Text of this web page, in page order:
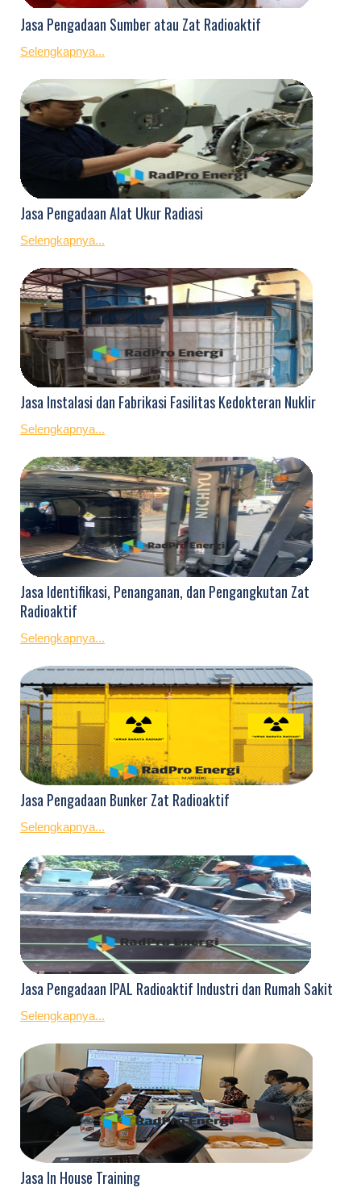
Jasa Pengadaan Sumber atau Zat Radioaktif
Selengkapnya...
Jasa Pengadaan Alat Ukur Radiasi
Selengkapnya...
Jasa Instalasi dan Fabrikasi Fasilitas Kedokteran Nuklir
Selengkapnya...
Jasa Identifikasi, Penanganan, dan Pengangkutan Zat
Radioaktif
Selengkapnya...
Jasa Pengadaan Bunker Zat Radioaktif
Selengkapnya...
Jasa Pengadaan IPAL Radioaktif Industri dan Rumah Sakit
Selengkapnya...
Jasa In House Training